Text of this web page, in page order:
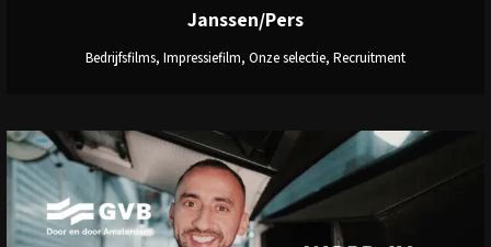
Janssen/Pers
Bedrijfsfilms, Impressiefilm, Onze selectie, Recruitment